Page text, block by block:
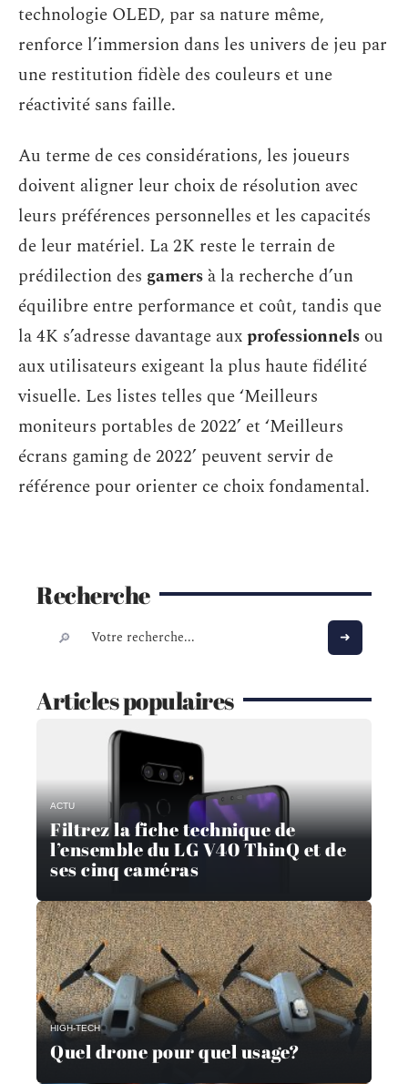
technologie OLED, par sa nature même,
renforce l’immersion dans les univers de jeu par
une restitution fidèle des couleurs et une
réactivité sans faille.
Au terme de ces considérations, les joueurs
doivent aligner leur choix de résolution avec
leurs préférences personnelles et les capacités
de leur matériel. La 2K reste le terrain de
prédilection des gamers à la recherche d’un
équilibre entre performance et coût, tandis que
la 4K s’adresse davantage auxprofessionnels ou
aux utilisateurs exigeant la plus haute fidélité
visuelle. Les listes telles que ‘Meilleurs
moniteurs portables de 2022’ et ‘Meilleurs
écrans gaming de 2022’ peuvent servir de
référence pour orienter ce choix fondamental.
Recherche
Articles populaires
ACTU
Filtrez la fiche technique de
l’ensemble du LG V40 ThinQ et de
ses cinq caméras
HIGH-TECH
Quel drone pour quel usage?